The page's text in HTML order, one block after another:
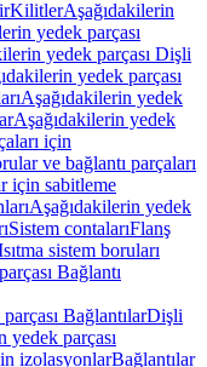
KilitlerAşağıdakilerin
yedek parçası
yedek parçası Dişli
yedek parçası
Aşağıdakilerin yedek
Aşağıdakilerin yedek
için
ve bağlantı parçaları
için sabitleme
Aşağıdakilerin yedek
Sistem contalarıFlanş
sistem boruları
Bağlantı
BağlantılarDişli
yedek parçası
izolasyonlarBağlantılar